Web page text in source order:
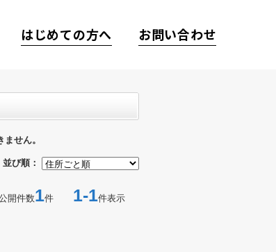
はじめての方へ お問い合わせ
せん。
並び順：
開件数1件 1-1件表示